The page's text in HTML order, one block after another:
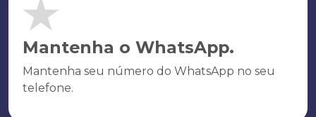
Mantenha o WhatsApp.
Mantenha seu número do WhatsApp no seu
telefone.